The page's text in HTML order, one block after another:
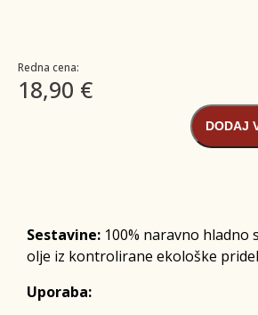
Redna cena:
18,90 €
DODAJ
Sestavine: 100% naravno hladno
olje iz kontrolirane ekološke
Uporaba: